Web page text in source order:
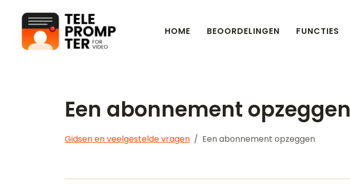
Teleprompter voor video HOME BEOORDELINGEN FUNCTIES
Een abonnement opzeggen
Gidsen en veelgestelde vragen Een abonnement opzeggen